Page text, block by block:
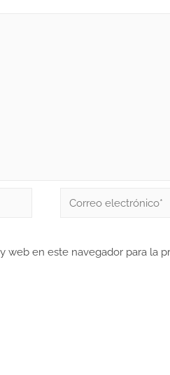
web en este navegador para la